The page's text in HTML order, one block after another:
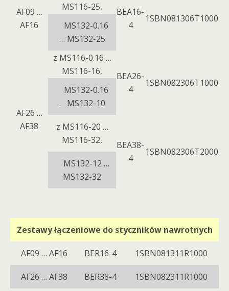
AF09 …
AF16
MS116-25,
ВЕА16-
4
1SBN081306T1000
MS132-0.16
… MS132-25
AF26 …
AF38
z MS116-0.16 …
MS116-16,
ВЕА26-
4
1SBN082306T1000
MS132-0.16
. MS132-10
z MS116-20 …
MS116-32,
ВЕА38-
4
1SBN082306T2000
MS132-12 …
MS132-32
Zestawy łączeniowe do styczników nawrotnych
AF09 … AF16 BER16-4 1SBN081311R1000
AF26 … AF38 BER38-4 1SBN082311R1000